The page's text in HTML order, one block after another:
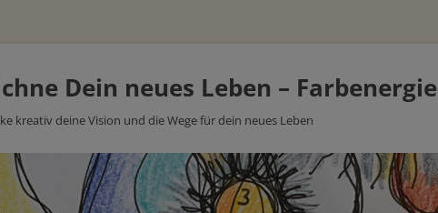
Dein neues Leben – Farbenergie
kreativ deine Vision und die Wege für dein neues Leben